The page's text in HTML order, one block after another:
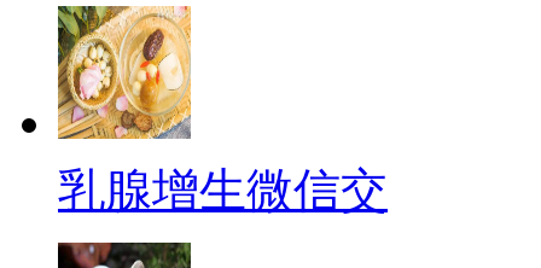
乳腺增生微信交